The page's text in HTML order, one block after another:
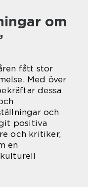
om
fått stor
Med över
dessa
och
positiva
och kritiker,
en